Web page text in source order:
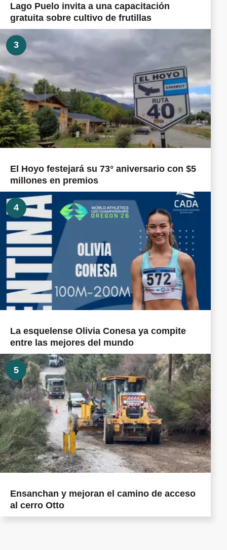
Lago Puelo invita a una capacitación
gratuita sobre cultivo de frutillas
3
El Hoyo festejará su 73° aniversario con $5
millones en premios
4
La esquelense Olivia Conesa ya compite
entre las mejores del mundo
5
Ensanchan y mejoran el camino de acceso
al cerro Otto